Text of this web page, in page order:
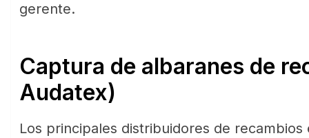
gerente.
Captura de albaranes de
Audatex)
Los principales distribuidores de recambios